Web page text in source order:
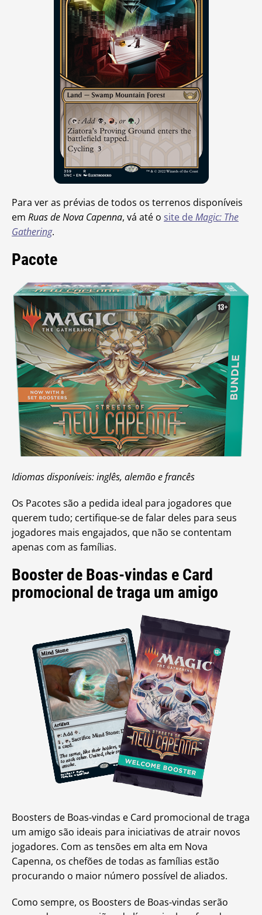
Para ver as prévias de todos os terrenos disponíveis
em Ruas de Nova Capenna, vá até o site deMagic: The
Gathering.
Pacote
Idiomas disponíveis: inglês, alemão e francês
Os Pacotes são a pedida ideal para jogadores que
querem tudo; certifique-se de falar deles para seus
jogadores mais engajados, que não se contentam
apenas com as famílias.
Booster de Boas-vindas e Card
promocional de traga um amigo
Boosters de Boas-vindas e Card promocional de traga
um amigo são ideais para iniciativas de atrair novos
jogadores. Com as tensões em alta em Nova
Capenna, os chefões de todas as famílias estão
procurando o maior número possível de aliados.
Como sempre, os Boosters de Boas-vindas serão